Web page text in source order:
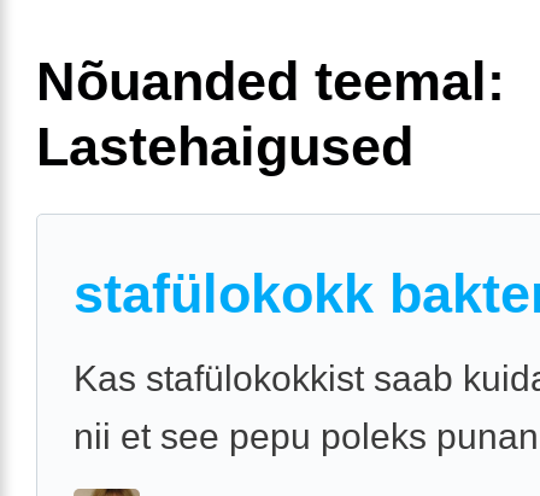
Nõuanded teemal:
Lastehaigused
stafülokokk
Kas stafülokokkist saab
nii et see pepu poleks